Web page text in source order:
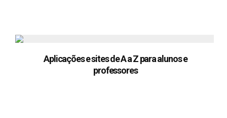
Aplicações e sites de A a Z para alunos e
professores